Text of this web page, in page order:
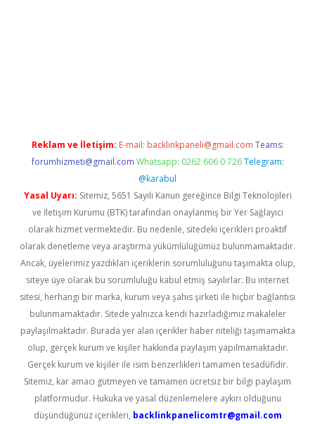
Reklam ve İletişim: E-mail: backlinkpaneli@gmail.com Teams:
forumhizmeti@gmail.com Whatsapp: 0262 606 0 726 Telegram:
@karabul
Yasal Uyarı: Sitemiz, 5651 Sayılı Kanun gereğince Bilgi Teknolojileri
ve İletişim Kurumu (BTK) tarafından onaylanmış bir Yer Sağlayıcı
olarak hizmet vermektedir. Bu nedenle, sitedeki içerikleri proaktif
olarak denetleme veya araştırma yükümlülüğümüz bulunmamaktadır.
Ancak, üyelerimiz yazdıkları içeriklerin sorumluluğunu taşımakta olup,
siteye üye olarak bu sorumluluğu kabul etmiş sayılırlar. Bu internet
sitesi, herhangi bir marka, kurum veya şahıs şirketi ile hiçbir bağlantısı
bulunmamaktadır. Sitede yalnızca kendi hazırladığımız makaleler
paylaşılmaktadır. Burada yer alan içerikler haber niteliği taşımamakta
olup, gerçek kurum ve kişiler hakkında paylaşım yapılmamaktadır.
Gerçek kurum ve kişiler ile isim benzerlikleri tamamen tesadüfidir.
Sitemiz, kar amacı gütmeyen ve tamamen ücretsiz bir bilgi paylaşım
platformudur. Hukuka ve yasal düzenlemelere aykırı olduğunu
düşündüğünüz içerikleri, backlinkpanelicomtr@gmail.com